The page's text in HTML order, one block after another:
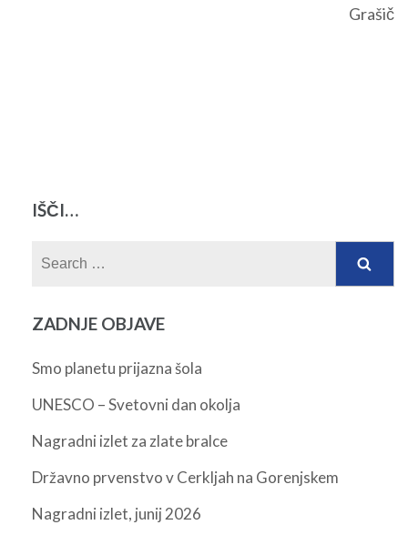
Grašič
IŠČI…
ZADNJE OBJAVE
Smo planetu prijazna šola
UNESCO – Svetovni dan okolja
Nagradni izlet za zlate bralce
Državno prvenstvo v Cerkljah na Gorenjskem
Nagradni izlet, junij 2026